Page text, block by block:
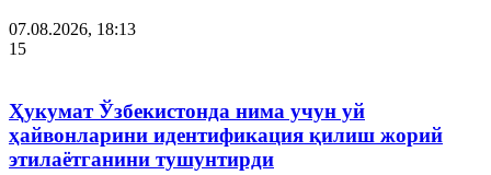
07.08.2026, 18:13
15
Ҳукумат Ўзбекистонда нима учун уй
ҳайвонларини идентификация қилиш жорий
этилаётганини тушунтирди